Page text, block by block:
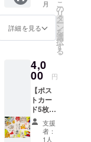
崎市の
総持院
で行わ
の受取
りとな
りま
す。 会
場まで
の交通
費は自
己負担
使用頂
けるデ
ザイン
＊猫柄
＊くま
柄 柄は
お選び
頂けま
すが、
生地の
種類は
お任せ
めて作
成した
お礼の
メー
ル】 シ
なのに
目につ
くイニ
シャル
デザイ
ンから
お好み
をセレ
クト。
月
詳細を見る
こ
の
リ
タ
ー
ン
を
選
択
す
る
4,0
00 円
【ポス
トカー
ド5枚＆
心を込
めて作
成した
支援
者：
1人